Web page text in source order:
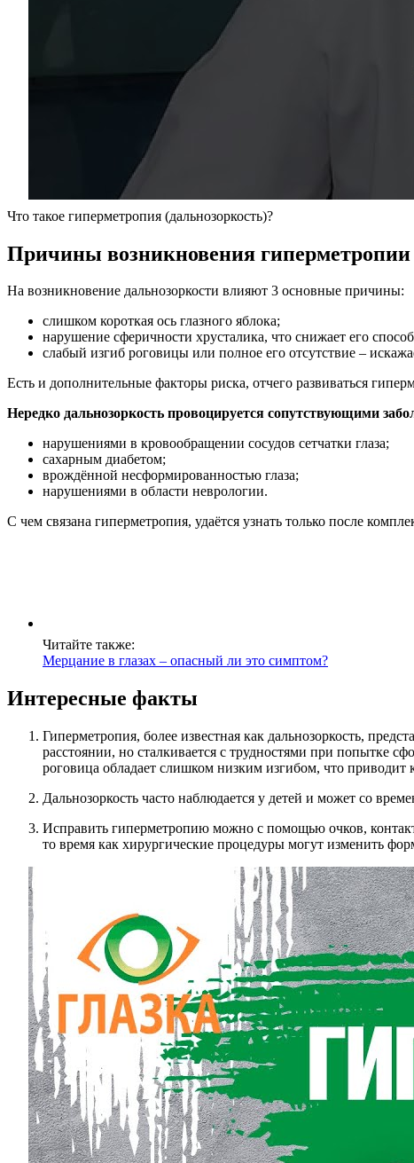
Что такое гиперметропия (дальнозоркость)?
Причины возникновения гиперметропии
На возникновение дальнозоркости влияют 3 основные причины:
слишком короткая ось глазного яблока;
нарушение сферичности хрусталика, что снижает его
слабый изгиб роговицы или полное его отсутствие –
Есть и дополнительные факторы риска, отчего развиваться
Нередко дальнозоркость провоцируется сопутствующими
нарушениями в кровообращении сосудов сетчатки глаза;
сахарным диабетом;
врождённой несформированностью глаза;
нарушениями в области неврологии.
С чем связана гиперметропия, удаётся узнать только после
Читайте также:
Мерцание в глазах – опасный ли это симптом?
Интересные факты
Гиперметропия, более известная как дальнозоркость,
расстоянии, но сталкивается с трудностями при попытке
роговица обладает слишком низким изгибом, что приводит
Дальнозоркость часто наблюдается у детей и может со
Исправить гиперметропию можно с помощью очков,
то время как хирургические процедуры могут изменить